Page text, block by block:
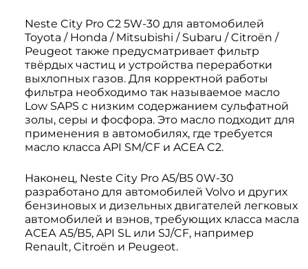
Neste City Pro C2 5W-30 для автомобилей
Toyota / Honda / Mitsubishi / Subaru / Citroën /
Peugeot также предусматривает фильтр
твёрдых частиц и устройства переработки
выхлопных газов. Для корректной работы
фильтра необходимо так называемое масло
Low SAPS с низким содержанием сульфатной
золы, серы и фосфора. Это масло подходит для
применения в автомобилях, где требуется
масло класса API SM/CF и ACEA C2.
Наконец, Neste City Pro A5/B5 0W-30
разработано для автомобилей Volvo и других
бензиновых и дизельных двигателей легковых
автомобилей и вэнов, требующих класса масла
АСЕА А5/В5, API SL или SJ/CF, например
Renault, Citroën и Peugeot.